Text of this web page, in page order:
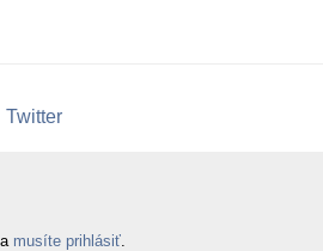
Twitter
musíte prihlásiť